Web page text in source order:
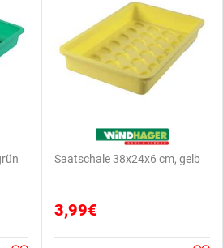
Saatschale 38x24x6 cm, gelb
3,99€